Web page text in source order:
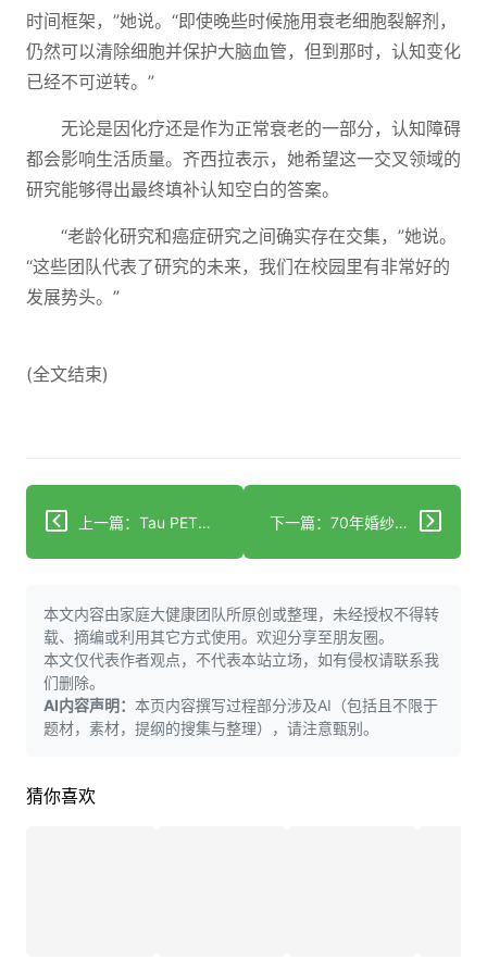
时间框架，”她说。“即使晚些时候施用衰老细胞裂解剂，
仍然可以清除细胞并保护大脑血管，但到那时，认知变化
已经不可逆转。”
无论是因化疗还是作为正常衰老的一部分，认知障碍
都会影响生活质量。齐西拉表示，她希望这一交叉领域的
研究能够得出最终填补认知空白的答案。
“老龄化研究和癌症研究之间确实存在交集，”她说。
“这些团队代表了研究的未来，我们在校园里有非常好的
发展势头。”
(全文结束)
上一篇：Tau PET成像揭示阿尔茨海默病关键标志物，助力多样化人群诊断 下一篇：70年婚纱“编织着爱”，唤起患有痴呆症的老妇人美好回忆
本文内容由家庭大健康团队所原创或整理，未经授权不得转
载、摘编或利用其它方式使用。欢迎分享至朋友圈。
本文仅代表作者观点，不代表本站立场，如有侵权请联系我
们删除。
AI内容声明： 本页内容撰写过程部分涉及AI（包括且不限于
题材，素材，提纲的搜集与整理），请注意甄别。
猜你喜欢